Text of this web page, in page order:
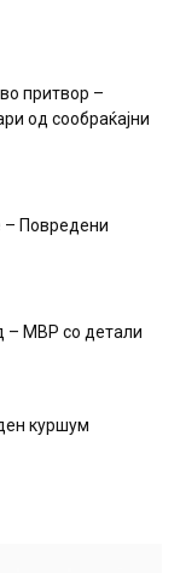
притвор –
од сообраќајни
– Повредени
– МВР со детали
куршум